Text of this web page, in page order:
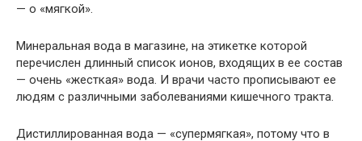
— о «мягкой».
Минеральная вода в магазине, на этикетке которой
перечислен длинный список ионов, входящих в ее состав
— очень «жесткая» вода. И врачи часто прописывают ее
людям с различными заболеваниями кишечного тракта.
Дистиллированная вода — «супермягкая», потому что в